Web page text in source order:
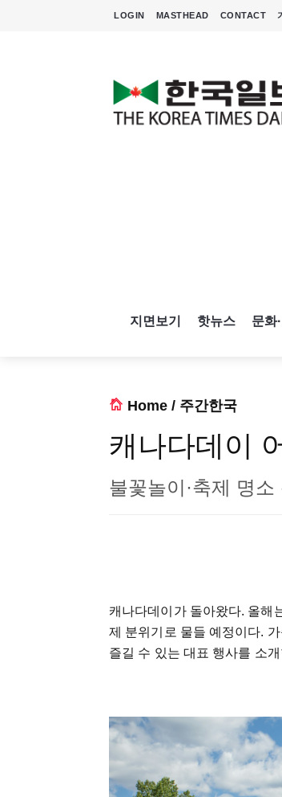
LOGIN MASTHEAD CONTACT
지면보기 핫뉴스 문화
Home / 주간한국
캐나다데이
불꽃놀이·축제 명소
캐나다데이가 돌아왔다. 올해
제 분위기로 물들 예정이다.
즐길 수 있는 대표 행사를 소